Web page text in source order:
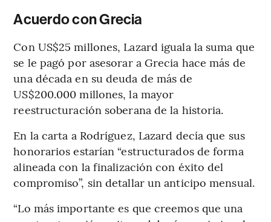
Acuerdo con Grecia
Con US$25 millones, Lazard iguala la suma que
se le pagó por asesorar a Grecia hace más de
una década en su deuda de más de
US$200.000 millones, la mayor
reestructuración soberana de la historia.
En la carta a Rodríguez, Lazard decía que sus
honorarios estarían “estructurados de forma
alineada con la finalización con éxito del
compromiso”, sin detallar un anticipo mensual.
“Lo más importante es que creemos que una